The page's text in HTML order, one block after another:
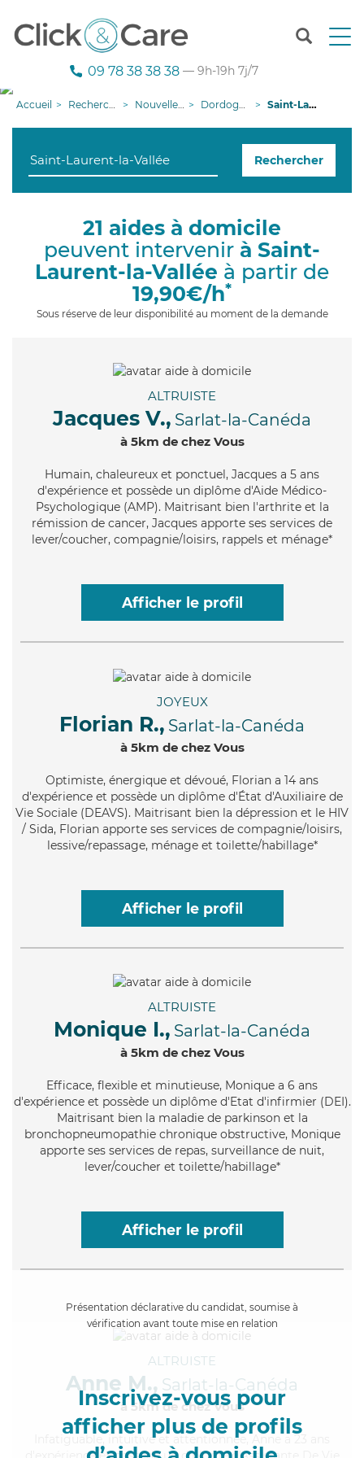
T
n
g
09 78 38 38 38 — 9h-19h 7j/7
Accueil Recherche aide à domicile Nouvelle-Aquitaine Dordogne Saint-Laurent-la-Vallée
Rechercher
21 aides à domicile
peuvent intervenir à Saint-
Laurent-la-Vallée à partir de
19,90€/h*
Sous réserve de leur disponibilité au moment de la demande
ALTRUISTE
Jacques V., Sarlat-la-Canéda
à 5km de chez Vous
Humain, chaleureux et ponctuel, Jacques a 5 ans
d'expérience et possède un diplôme d'Aide Médico-
Psychologique (AMP). Maitrisant bien l'arthrite et la
rémission de cancer, Jacques apporte ses services de
lever/coucher, compagnie/loisirs, rappels et ménage*
Afficher le profil
JOYEUX
Florian R., Sarlat-la-Canéda
à 5km de chez Vous
Optimiste, énergique et dévoué, Florian a 14 ans
d'expérience et possède un diplôme d'État d'Auxiliaire de
Vie Sociale (DEAVS). Maitrisant bien la dépression et le HIV
/ Sida, Florian apporte ses services de compagnie/loisirs,
lessive/repassage, ménage et toilette/habillage*
Afficher le profil
ALTRUISTE
Monique I., Sarlat-la-Canéda
à 5km de chez Vous
Efficace, flexible et minutieuse, Monique a 6 ans
d'expérience et possède un diplôme d'Etat d'infirmier (DEI).
Maitrisant bien la maladie de parkinson et la
bronchopneumopathie chronique obstructive, Monique
apporte ses services de repas, surveillance de nuit,
lever/coucher et toilette/habillage*
Afficher le profil
Présentation déclarative du candidat, soumise à
vérification avant toute mise en relation
Inscrivez-vous pour
afficher plus de profils
ALTRUISTE
Anne M., Sarlat-la-Canéda
à 5km de chez Vous
, intuitive et attentionnée, Anne a 23 ans